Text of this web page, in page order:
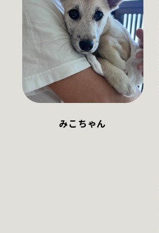
みこちゃん